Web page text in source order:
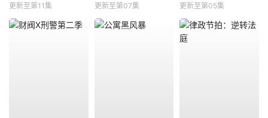
更新至第11集 更新至第07集 更新至第05集